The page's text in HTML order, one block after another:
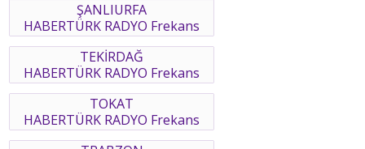
ŞANLIURFA
HABERTÜRK RADYO Frekans
TEKİRDAĞ
HABERTÜRK RADYO Frekans
TOKAT
HABERTÜRK RADYO Frekans